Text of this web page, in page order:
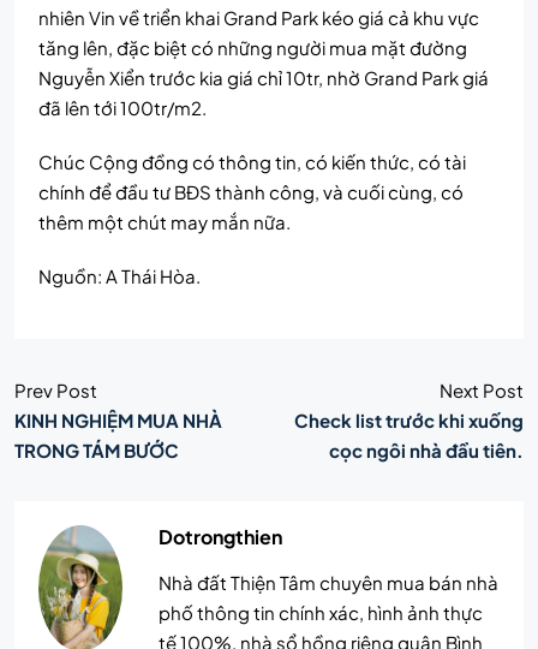
nhiên Vin về triển khai Grand Park kéo giá cả khu vực
tăng lên, đặc biệt có những người mua mặt đường
Nguyễn Xiển trước kia giá chỉ 10tr, nhờ Grand Park giá
đã lên tới 100tr/m2.
Chúc Cộng đồng có thông tin, có kiến thức, có tài
chính để đầu tư BĐS thành công, và cuối cùng, có
thêm một chút may mắn nữa.
Nguồn: A Thái Hòa.
Prev Post
KINH NGHIỆM MUA NHÀ
TRONG TÁM BƯỚC
Next Post
Check list trước khi xuống
cọc ngôi nhà đầu tiên.
Dotrongthien
Nhà đất Thiện Tâm chuyên mua bán nhà
phố thông tin chính xác, hình ảnh thực
tế 100%, nhà sổ hồng riêng quận Bình